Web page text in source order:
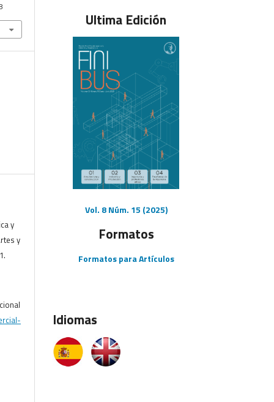
y
y
Ultima Edición
Vol. 8 Núm. 15 (2025)
Formatos
Formatos para Artículos
Idiomas